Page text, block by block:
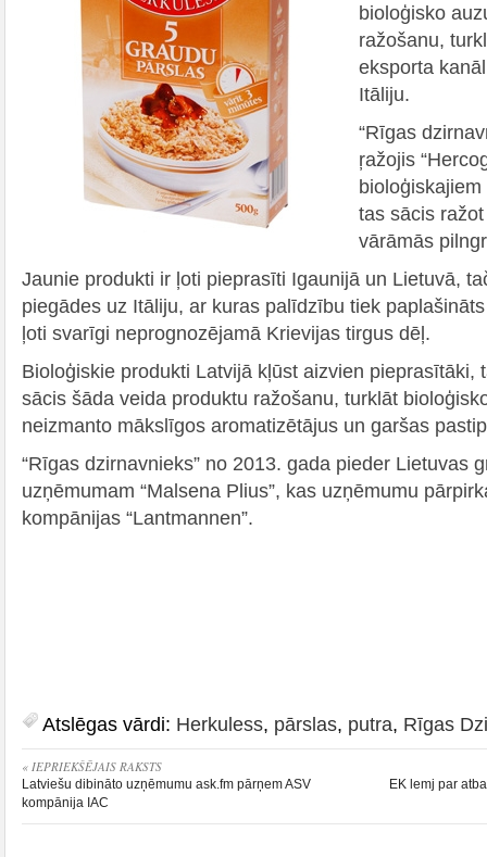
bioloģisko
ražošanu,
eksporta
Itāliju.
“Rīgas
ŗažojis
tas sācis
vārāmās
Jaunie produkti ir ļoti pieprasīti Igaunijā un Lietuvā,
piegādes uz Itāliju, ar kuras palīdzību tiek
ļoti svarīgi neprognozējamā Krievijas tirgus dēļ.
Bioloģiskie produkti Latvijā kļūst aizvien pieprasītāki,
sācis šāda veida produktu ražošanu, turklāt
neizmanto mākslīgos aromatizētājus un garšas
“Rīgas dzirnavnieks” no 2013. gada pieder Lietuvas
uzņēmumam “Malsena Plius”, kas uzņēmumu
kompānijas “Lantmannen”.
Atslēgas vārdi: Herkuless, pārslas, putra, Rīgas
« IEPRIEKŠĒJAIS RAKSTS
Latviešu dibināto uzņēmumu ask.fm pārņem ASV
kompānija IAC
EK lemj par